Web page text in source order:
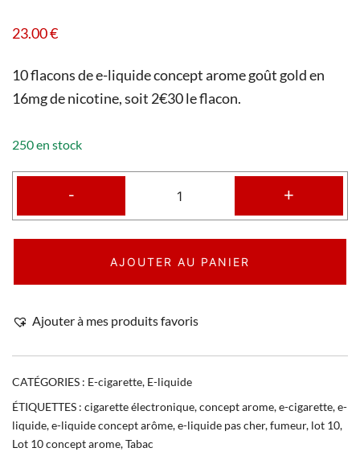
23.00€
10 flacons de e-liquide concept arome goût gold en
16mg de nicotine, soit 2€30 le flacon.
250 en stock
- +
AJOUTER AU PANIER
Ajouter à mes produits favoris
CATÉGORIES : E-cigarette, E-liquide
ÉTIQUETTES : cigarette électronique,concept arome,e-cigarette,e-
liquide,e-liquide concept arôme,e-liquide pas cher,fumeur, lot 10,
Lot 10 concept arome,Tabac